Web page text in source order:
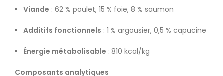
Viande : 62 % poulet, 15 % foie, 8 % saumon
Additifs fonctionnels : 1 % argousier, 0,5 % capucine
Énergie métabolisable : 810 kcal/kg
Composants analytiques :